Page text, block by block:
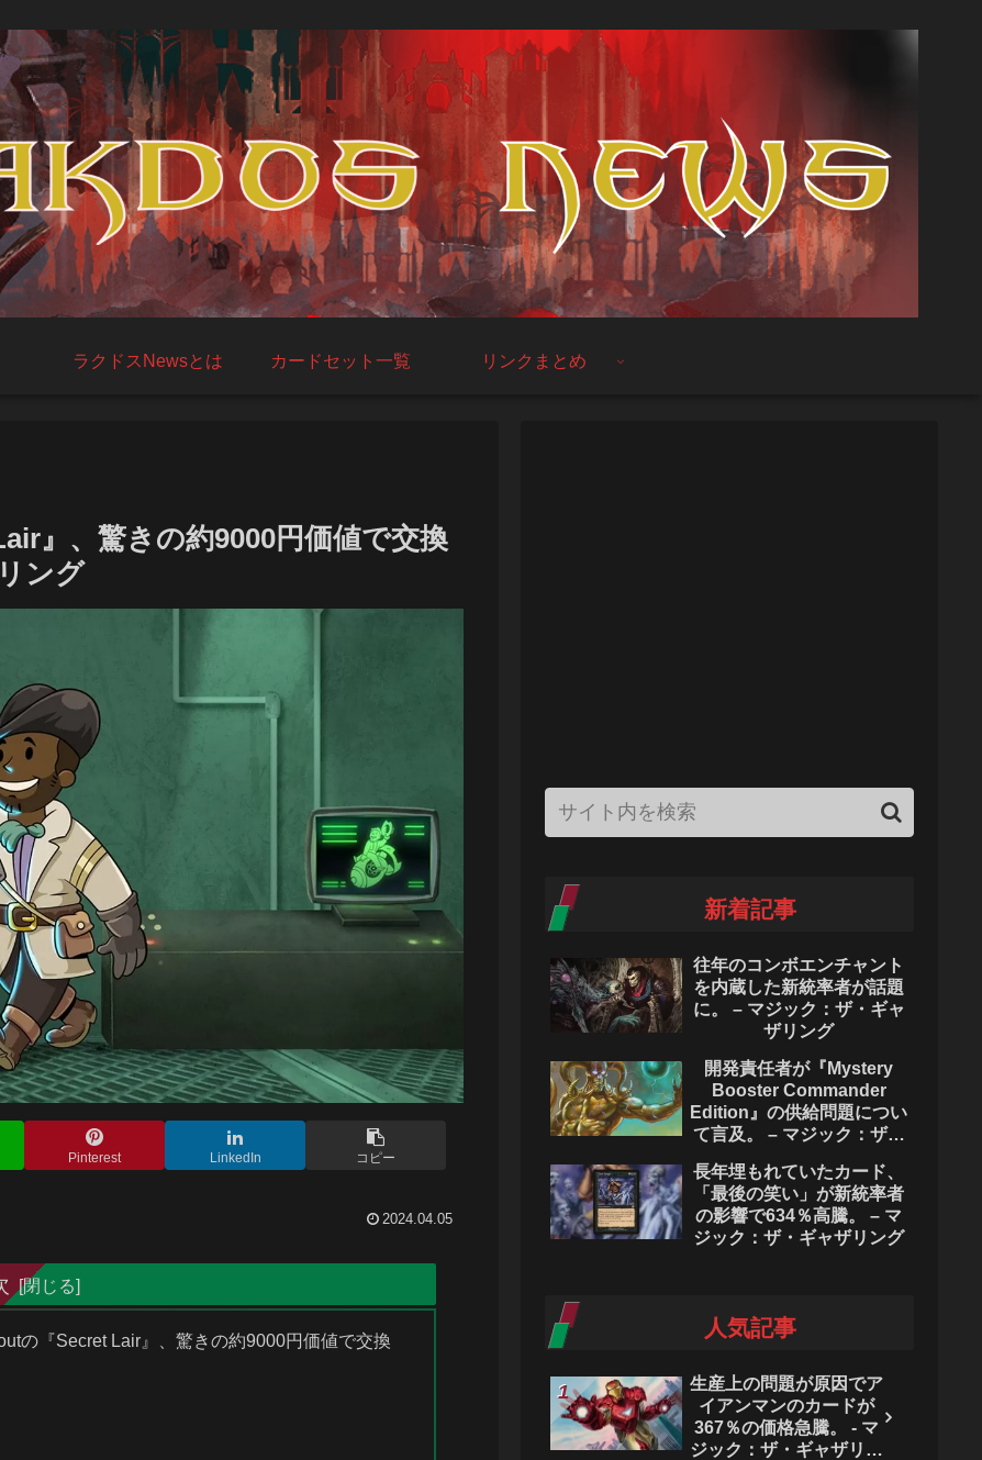
ラクドスNewsとは カードセット一覧 リンクまとめ
』、驚きの約9000円価値で交換
ング
Pinterest LinkedIn コピー
2024.04.05
の『Secret Lair』、驚きの約9000円価値で交換
新着記事
往年のコンボエンチャント
を内蔵した新統率者が話題
に。 – マジック：ザ・ギャ
ザリング
開発責任者が『Mystery
Booster Commander
Edition』の供給問題につい
て言及。 – マジック：ザ・
長年埋もれていたカード、
「最後の笑い」が新統率者
の影響で634％高騰。 – マ
ジック：ザ・ギャザリング
人気記事
生産上の問題が原因でア
イアンマンのカードが
367％の価格急騰。 - マ
ジック：ザ・ギャザリン